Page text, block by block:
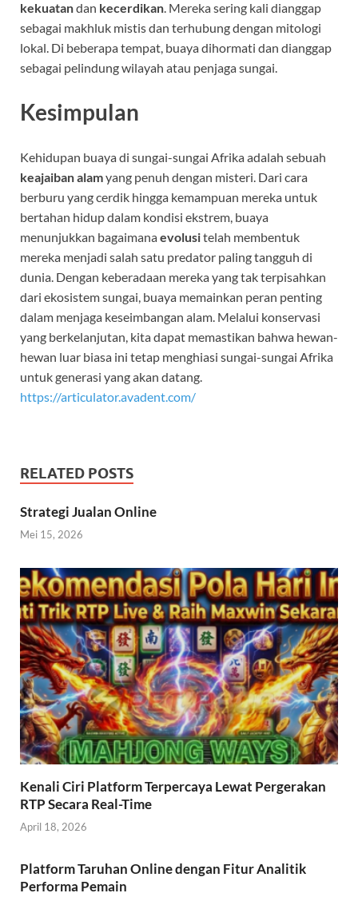
kekuatandan kecerdikan. Mereka sering kali dianggap
sebagai makhluk mistis dan terhubung dengan mitologi
lokal. Di beberapa tempat, buaya dihormati dan dianggap
sebagai pelindung wilayah atau penjaga sungai.
Kesimpulan
Kehidupan buaya di sungai-sungai Afrika adalah sebuah
keajaiban alamyang penuh dengan misteri. Dari cara
berburu yang cerdik hingga kemampuan mereka untuk
bertahan hidup dalam kondisi ekstrem, buaya
menunjukkan bagaimanaevolusitelah membentuk
mereka menjadi salah satu predator paling tangguh di
dunia. Dengan keberadaan mereka yang tak terpisahkan
dari ekosistem sungai, buaya memainkan peran penting
dalam menjaga keseimbangan alam. Melalui konservasi
yang berkelanjutan, kita dapat memastikan bahwa hewan-
hewan luar biasa ini tetap menghiasi sungai-sungai Afrika
untuk generasi yang akan datang.
https://articulator.avadent.com/
RELATED POSTS
Strategi Jualan Online
Mei 15, 2026
Kenali Ciri Platform Terpercaya Lewat Pergerakan
RTP Secara Real-Time
April 18, 2026
Platform Taruhan Online dengan Fitur Analitik
Performa Pemain